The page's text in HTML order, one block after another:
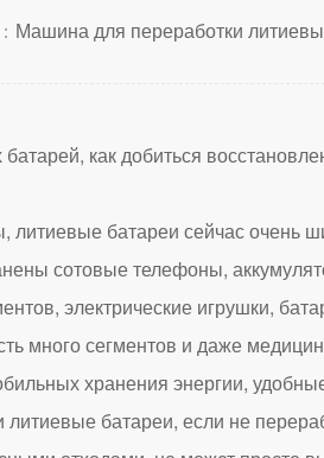
Машина для переработки
как добиться
батареи сейчас очень
сотовые телефоны,
электрические игрушки,
много сегментов и даже
хранения энергии,
литиевые батареи, если не